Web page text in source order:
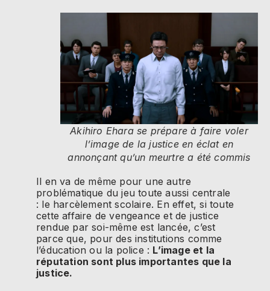
Akihiro Ehara se prépare à faire voler
l’image de la justice en éclat en
annonçant qu’un meurtre a été commis
Il en va de même pour une autre
problématique du jeu toute aussi centrale
: le harcèlement scolaire. En effet, si toute
cette affaire de vengeance et de justice
rendue par soi-même est lancée, c’est
parce que, pour des institutions comme
l’éducation ou la police : L’image et la
réputation sont plus importantes que la
justice.